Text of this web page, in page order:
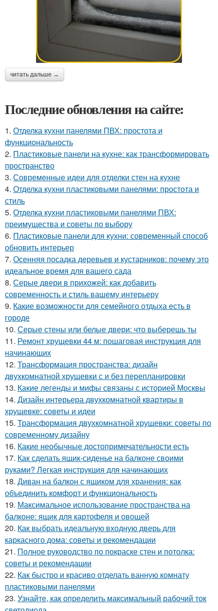
читать дальше →
Последние обновления на сайте:
1. Отделка кухни панелями ПВХ: простота и
функциональность
2. Пластиковые панели на кухне: как трансформировать
пространство
3. Современные идеи для отделки стен на кухне
4. Отделка кухни пластиковыми панелями: простота и
стиль
5. Отделка кухни пластиковыми панелями ПВХ:
преимущества и советы по выбору
6. Пластиковые панели для кухни: современный способ
обновить интерьер
7. Осенняя посадка деревьев и кустарников: почему это
идеальное время для вашего сада
8. Серые двери в прихожей: как добавить
современность и стиль вашему интерьеру
9. Какие возможности для семейного отдыха есть в
городе
10. Серые стены или белые двери: что выберешь ты
11. Ремонт хрущевки 44 м: пошаговая инструкция для
начинающих
12. Трансформация пространства: дизайн
двухкомнатной хрущевки с и без перепланировки
13. Какие легенды и мифы связаны с историей Москвы
14. Дизайн интерьера двухкомнатной квартиры в
хрущевке: советы и идеи
15. Трансформация двухкомнатной хрущевки: советы по
современному дизайну
16. Какие необычные достопримечательности есть
17. Как сделать ящик-сиденье на балконе своими
руками? Легкая инструкция для начинающих
18. Диван на балкон с ящиком для хранения: как
объединить комфорт и функциональность
19. Максимальное использование пространства на
балконе: ящик для картофеля и овощей
20. Как выбрать идеальную входную дверь для
каркасного дома: советы и рекомендации
21. Полное руководство по покраске стен и потолка:
советы и рекомендации
22. Как быстро и красиво отделать ванную комнату
пластиковыми панелями
23. Узнайте, как определить максимальный рабочий ток